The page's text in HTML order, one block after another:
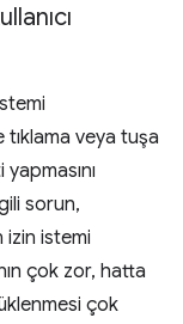
veya tuşa
sorun,
izin istemi
çok zor, hatta
çok